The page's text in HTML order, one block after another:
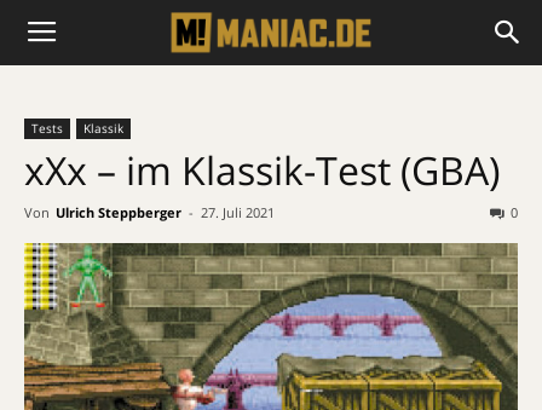
Tests Klassik
xXx – im Klassik-Test (GBA)
Von Ulrich Steppberger - 27. Juli 2021 0